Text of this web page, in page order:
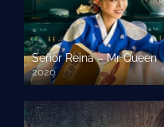
Señor Reina – Mr Queen
2020